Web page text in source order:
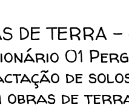
DE TERRA -
01
de
obras de